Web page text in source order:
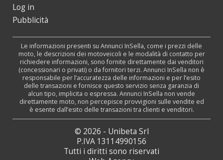
Log in
Pubblicità
Le informazioni presenti su Annunci InSella, come i prezzi delle
moto, le descrizioni dei motoveicoli e le modalità di contatto per
richiedere informazioni, sono fornite direttamente dai venditori
(concessionari o privati) o da fornitori terzi. Annunci InSella non è
responsabile per l’accuratezza delle informazioni e per l’esito
delle transazioni e fornisce questo servizio senza garanzia di
alcun tipo, implicita o espressa. Annunci InSella non vende
direttamente moto, non percepisce provvigioni sulle vendite ed
è esente dall’esito delle transazioni tra clienti e venditori.
© 2026 - Unibeta Srl
P.IVA 13114990156
Tutti i diritti sono riservati